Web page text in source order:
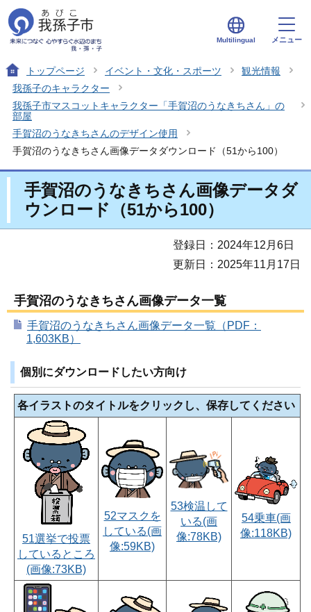
Multilingual メニュー
トップページ イベント・文化・スポーツ
観光情報
我孫子のキャラクター
我孫子市マスコットキャラクター「手賀沼のうなきちさん」の
部屋
手賀沼のうなきちさんのデザイン使用
手賀沼のうなきちさん画像データダウンロード（51から100）
手賀沼のうなきちさん画像データダ
ウンロード（51から100）
登録日：2024年12月6日
更新日：2025年11月17日
手賀沼のうなきちさん画像データ一覧
手賀沼のうなきちさん画像データ一覧（PDF：
1,603KB）
個別にダウンロードしたい方向け
各イラストのタイトルをクリックし、保存してください
51選挙で投票
しているところ
(画像:73KB)
52マスクを
している(画
像:59KB)
53検温して
いる(画
像:78KB)
54乗車(画
像:118KB)